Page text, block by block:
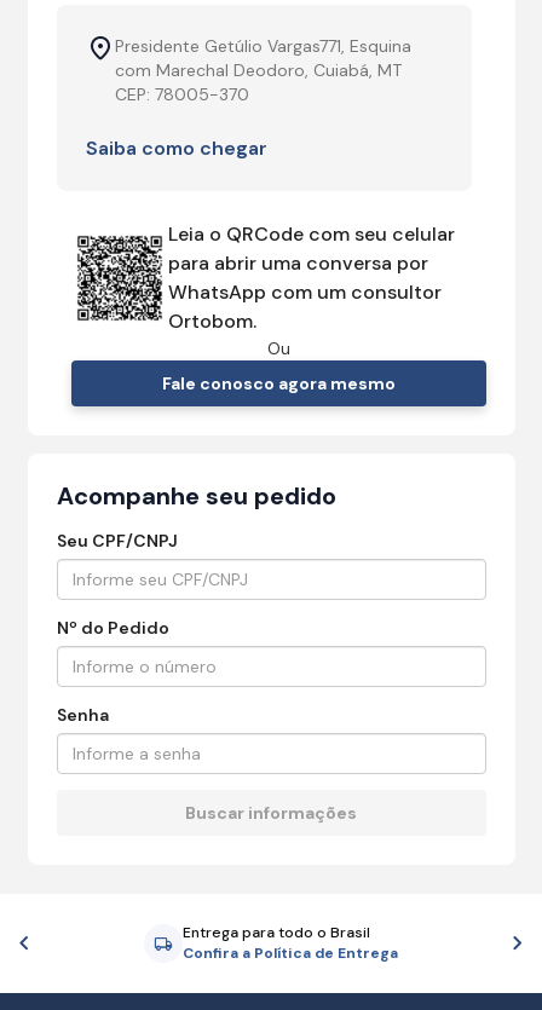
Presidente Getúlio Vargas771, Esquina
com Marechal Deodoro, Cuiabá, MT
CEP: 78005-370
Saiba como chegar
Leia o QRCode com seu celular
para abrir uma conversa por
WhatsApp com um consultor
Ortobom.
Ou
Fale conosco agora mesmo
Acompanhe seu pedido
Seu CPF/CNPJ
Nº do Pedido
Senha
Entrega para todo o Brasil
Confira a Política de Entrega
Anterior